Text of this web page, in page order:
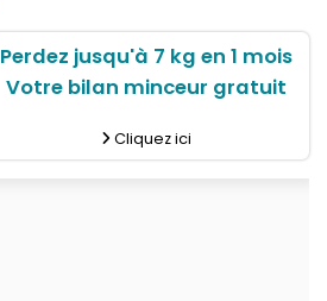
Perdez jusqu'à 7 kg en 1 mois
Votre bilan minceur gratuit
Cliquez ici